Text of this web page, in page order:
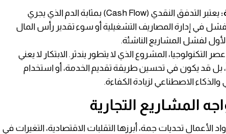
يعتبر التدفق النقدي (Cash Flow) بمثابة الدم الذي يجري
في إدارة المصاريف التشغيلية أو سوء تقدير رأس المال
لفشل المشاريع الناشئة.
التكنولوجيا، المشروع الذي لا يتطور يندثر. الابتكار لا يعني
بل قد يكون في تحسين طريقة تقديم الخدمة، أو استخدام
الاصطناعي لزيادة الكفاءة.
المشاريع التجارية
الأعمال تحديات جمة، أبرزها التقلبات الاقتصادية، التغيرات في